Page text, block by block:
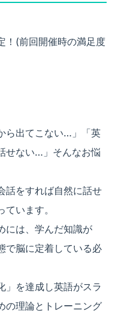
！(前回開催時の満足度
ら出てこない…」「英
せない…」そんなお悩
話をすれば自然に話せ
います。
には、学んだ知識が
で脳に定着している必
」を達成し英語がスラ
の理論とトレーニング